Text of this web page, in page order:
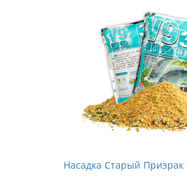
Насадка Старый Призрак